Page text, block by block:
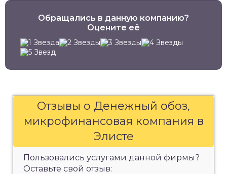
Обращались в данную компанию?
Оцените её
Отзывы о Денежный обоз,
микрофинансовая компания в
Элисте
Пользовались услугами данной фирмы?
Оставьте свой отзыв: